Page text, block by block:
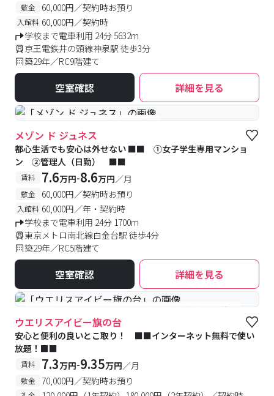
敷金 60,000円／契約時お預り
入館料 60,000円／契約時
学校まで電車利用 24分 5632m
京王電鉄井の頭線神泉駅 徒歩3分
築29年／RC9階建て
空室確認 詳細を見る
#女性専用 #予約受付中 #空室待ち
メゾン ド ジュネス
都心生活でも安心は外せない ■■ ①女子学生専用マンショ
ン ②管理人（日勤） ■■
賃料 7.6万円-8.6万円／月
敷金 60,000円／契約時お預り
入館料 60,000円／年・契約時
学校まで電車利用 24分 1700m
東京メトロ南北線白金台駅 徒歩4分
築29年／RC5階建て
空室確認 詳細を見る
#食事付き #女性専用フロアあり #予約受付中 #空室待ち
ウエリスアイビー旗の台
安心と便利の良いとこ取り！ ■■インターネット無料で使い
放題！■■
賃料 7.3万円-9.35万円／月
敷金 70,000円／契約時お預り